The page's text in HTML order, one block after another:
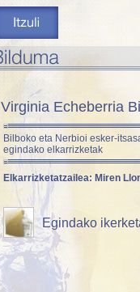
Virginia Echeberria
Bilboko eta Nerbioi esker-
egindako elkarrizketak
Elkarrizketatzailea: Miren
Egindako